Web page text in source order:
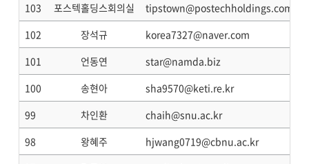
103
포스텍홀딩스회의실 tipstown@postechholdings.com
102
장석규 korea7327@naver.com
101
언동연 star@namda.biz
100
송현아 sha9570@keti.re.kr
99
차인환 chaih@snu.ac.kr
98
왕혜주 hjwang0719@cbnu.ac.kr